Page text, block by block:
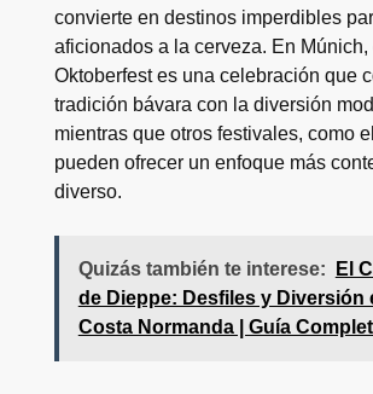
convierte en destinos imperdibles
aficionados a la cerveza. En Múnich,
Oktoberfest es una celebración que
tradición bávara con la diversión
mientras que otros festivales, como
pueden ofrecer un enfoque más
diverso.
Quizás también te interese:
El
de Dieppe: Desfiles y Diversión
Costa Normanda | Guía